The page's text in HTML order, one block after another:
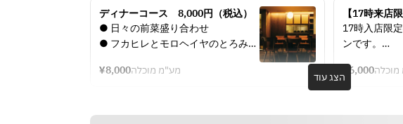
ース
● 梅しそ炒飯 と コーンスープ
● デザート
ース
● 梅しそ炒
● デザート
ディナーコース　8,000円（税込）
● 日々の前菜盛り合わせ
● フカヒレとモロヘイヤのとろみス
● 茄子と春雨のガーリック蒸し
¥8,000מע"מ מוכלה
【17時来店
ーコース
17時入店限
ンです。
菜・豆腐・麺
ただけます。
¥6,000
הצג עוד